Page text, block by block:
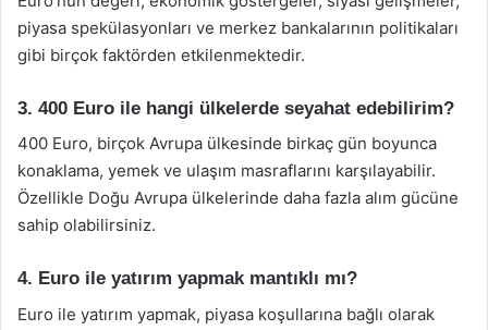
piyasa spekülasyonları ve merkez bankalarının politikaları
gibi birçok faktörden etkilenmektedir.
3. 400 Euro ile hangi ülkelerde seyahat edebilirim?
400 Euro, birçok Avrupa ülkesinde birkaç gün boyunca
konaklama, yemek ve ulaşım masraflarını karşılayabilir.
Özellikle Doğu Avrupa ülkelerinde daha fazla alım gücüne
sahip olabilirsiniz.
4. Euro ile yatırım yapmak mantıklı mı?
Euro ile yatırım yapmak, piyasa koşullarına bağlı olarak